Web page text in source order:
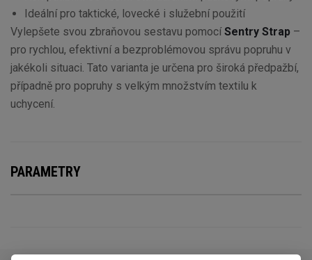
Ideální pro taktické, lovecké i služební použití
Vylepšete svou zbraňovou sestavu pomocíSentry Strap –
pro rychlou, efektivní a bezproblémovou správu popruhu v
jakékoli situaci. Tato varianta je určena pro široká předpažbí,
případně pro popruhy s velkým množstvím textilu k
uchycení.
PARAMETRY